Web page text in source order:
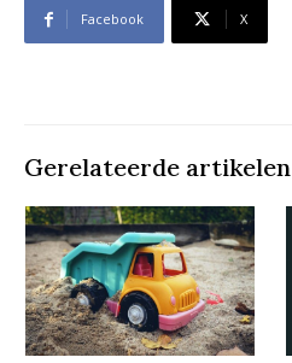
Facebook X
Gerelateerde artikelen